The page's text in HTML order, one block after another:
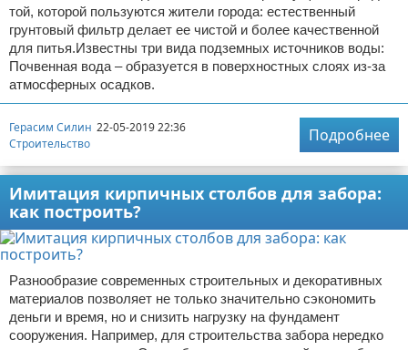
той, которой пользуются жители города: естественный
грунтовый фильтр делает ее чистой и более качественной
для питья.Известны три вида подземных источников воды:
Почвенная вода – образуется в поверхностных слоях из-за
атмосферных осадков.
Герасим Силин 22-05-2019 22:36
Строительство
Подробнее
Имитация кирпичных столбов для забора:
как построить?
Разнообразие современных строительных и декоративных
материалов позволяет не только значительно сэкономить
деньги и время, но и снизить нагрузку на фундамент
сооружения. Например, для строительства забора нередко